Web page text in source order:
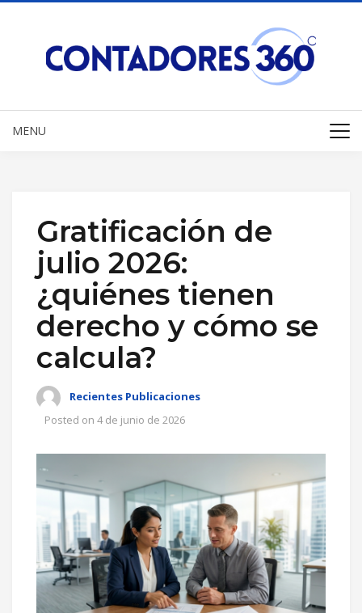
MENU
Gratificación de
julio 2026:
¿quiénes tienen
derecho y cómo se
calcula?
Recientes Publicaciones
Posted on 4 de junio de 2026